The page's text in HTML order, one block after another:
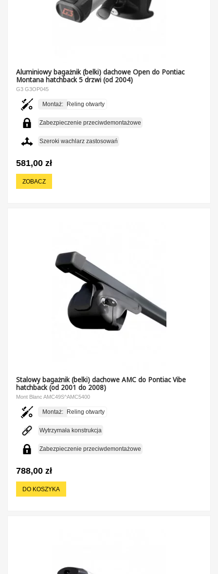
Aluminiowy bagażnik (belki) dachowe Open do Pontiac
Montana hatchback 5 drzwi (od 2004)
G3 G3OP045
Montaż: Reling otwarty
Zabezpieczenie przeciwdemontażowe
Szeroki wachlarz zastosowań
581,00 zł
ZOBACZ
Stalowy bagażnik (belki) dachowe AMC do Pontiac Vibe
hatchback (od 2001 do 2008)
Mont Blanc AMC49S^AMC5400
Montaż: Reling otwarty
Wytrzymała konstrukcja
Zabezpieczenie przeciwdemontażowe
788,00 zł
DO KOSZYKA